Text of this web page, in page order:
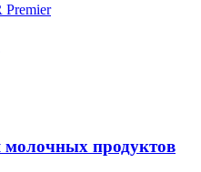
Premier
молочных продуктов